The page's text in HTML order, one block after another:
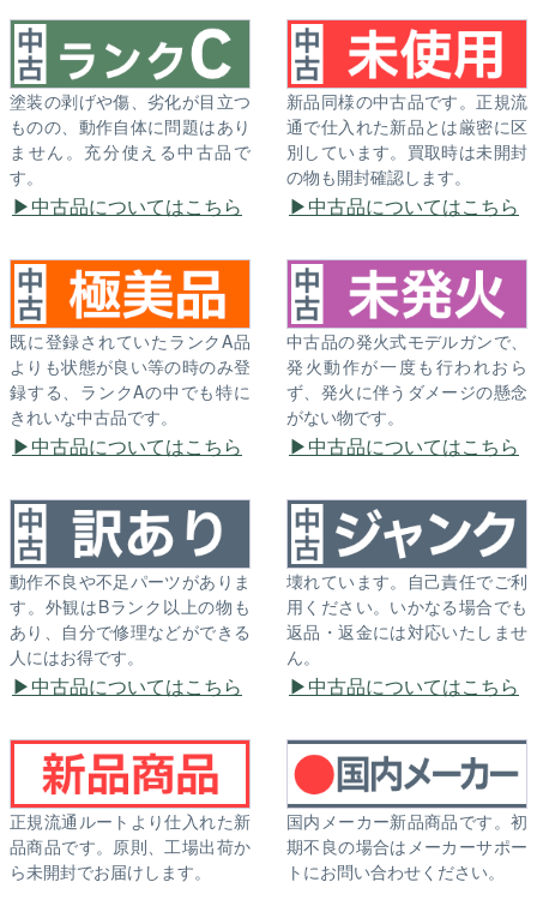
塗装の剥げや傷、劣化が目立つ
ものの、動作自体に問題はあり
ません。充分使える中古品で
す。
中古品についてはこちら
新品同様の中古品です。正規流
通で仕入れた新品とは厳密に区
別しています。買取時は未開封
の物も開封確認します。
中古品についてはこちら
既に登録されていたランクA品
よりも状態が良い等の時のみ登
録する、ランクAの中でも特に
きれいな中古品です。
中古品についてはこちら
中古品の発火式モデルガンで、
発火動作が一度も行われおら
ず、発火に伴うダメージの懸念
がない物です。
中古品についてはこちら
動作不良や不足パーツがありま
す。外観はBランク以上の物も
あり、自分で修理などができる
人にはお得です。
中古品についてはこちら
壊れています。自己責任でご利
用ください。いかなる場合でも
返品・返金には対応いたしませ
ん。
中古品についてはこちら
正規流通ルートより仕入れた新
品商品です。原則、工場出荷か
ら未開封でお届けします。
国内メーカー新品商品です。初
期不良の場合はメーカーサポー
トにお問い合わせください。